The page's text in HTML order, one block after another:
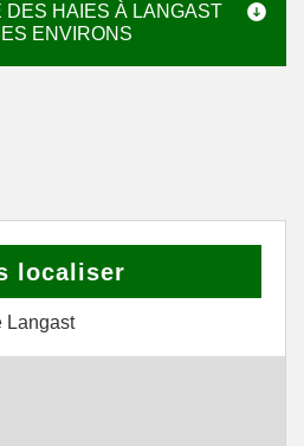
DES HAIES À LANGAST
ENVIRONS
localiser
Langast